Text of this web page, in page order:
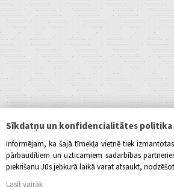
Sīkdatņu un konfidencialitātes politika
Informējam, ka šajā tīmekļa vietnē tiek
pārbaudītiem un uzticamiem sadarbības
piekrišanu Jūs jebkurā laikā varat atsaukt,
Lasīt vairāk